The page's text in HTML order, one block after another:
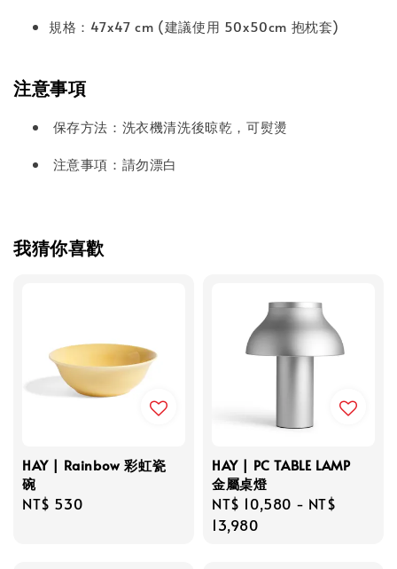
規格：47x47 cm (建議使用 50x50cm 抱枕套)
注意事項
保存方法：洗衣機清洗後晾乾，可熨燙
注意事項：請勿漂白
我猜你喜歡
HAY | Rainbow 彩虹瓷
碗
Regular
NT$ 530
HAY | PC TABLE LAMP
金屬桌燈
Regular
price
NT$ 10,580 - NT$
13,980